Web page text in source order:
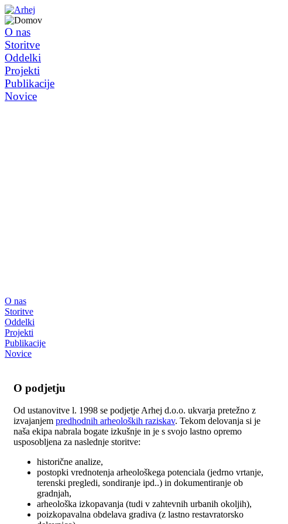
O nas
Storitve
Oddelki
Projekti
Publikacije
Novice
O nas
Storitve
Oddelki
Projekti
Publikacije
Novice
O podjetju
Od ustanovitve l. 1998 se podjetje Arhej d.o.o. ukvarja pretežno z
izvajanjem predhodnih arheoloških raziskav. Tekom delovanja si je
naša ekipa nabrala bogate izkušnje in je s svojo lastno opremo
usposobljena za naslednje storitve:
historične analize,
postopki vrednotenja arheološkega potenciala (jedrno vrtanje,
terenski pregledi, sondiranje ipd..) in dokumentiranje ob
gradnjah,
arheološka izkopavanja (tudi v zahtevnih urbanih okoljih),
poizkopavalna obdelava gradiva (z lastno restavratorsko